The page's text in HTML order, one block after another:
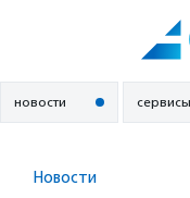
новости сервисы
Новости